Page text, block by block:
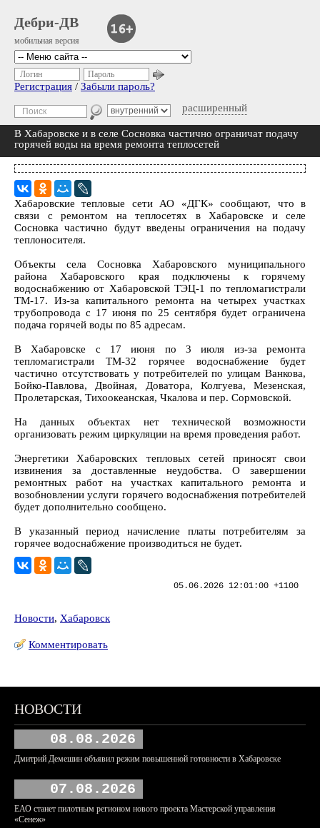
Дебри-ДВ
мобильная версия
расширенный
Логин Пароль
Регистрация / Забыли пароль?
В Хабаровске и в селе Сосновка частично ограничат подачу
горячей воды на время ремонта теплосетей
Хабаровские тепловые сети АО «ДГК» сообщают, что в
связи с ремонтом на теплосетях в Хабаровске и селе
Сосновка частично будут введены ограничения на подачу
теплоносителя.
Объекты села Сосновка Хабаровского муниципального
района Хабаровского края подключены к горячему
водоснабжению от Хабаровской ТЭЦ-1 по тепломагистрали
ТМ-17. Из-за капитального ремонта на четырех участках
трубопровода с 17 июня по 25 сентября будет ограничена
подача горячей воды по 85 адресам.
В Хабаровске с 17 июня по 3 июля из-за ремонта
тепломагистрали ТМ-32 горячее водоснабжение будет
частично отсутствовать у потребителей по улицам Ванкова,
Бойко-Павлова, Двойная, Доватора, Колгуева, Мезенская,
Пролетарская, Тихоокеанская, Чкалова и пер. Сормовской.
На данных объектах нет технической возможности
организовать режим циркуляции на время проведения работ.
Энергетики Хабаровских тепловых сетей приносят свои
извинения за доставленные неудобства. О завершении
ремонтных работ на участках капитального ремонта и
возобновлении услуги горячего водоснабжения потребителей
будет дополнительно сообщено.
В указанный период начисление платы потребителям за
горячее водоснабжение производиться не будет.
05.06.2026 12:01:00 +1100
Новости, Хабаровск
Комментировать
НОВОСТИ
08.08.2026
Дмитрий Демешин объявил режим повышенной готовности в Хабаровске
07.08.2026
ЕАО станет пилотным регионом нового проекта Мастерской управления
«Сенеж»